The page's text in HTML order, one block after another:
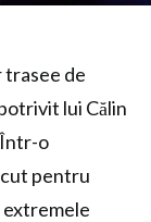
trasee de
lui Călin
Într-o
pentru
extremele